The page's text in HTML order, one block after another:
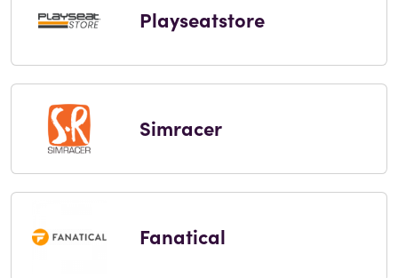
Playseatstore
Simracer
Fanatical